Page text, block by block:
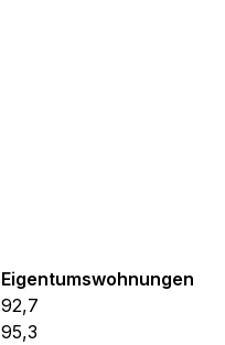
Eigentumswohnungen
92,7
95,3